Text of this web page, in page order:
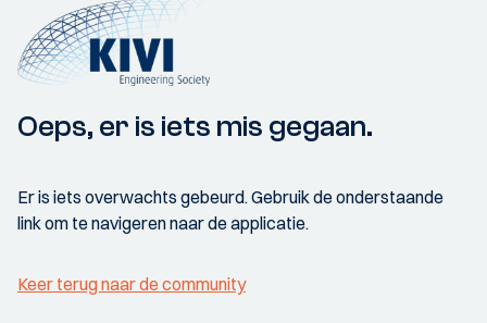
Oeps, er is iets mis gegaan.
Er is iets overwachts gebeurd. Gebruik de onderstaande
link om te navigeren naar de applicatie.
Keer terug naar de community